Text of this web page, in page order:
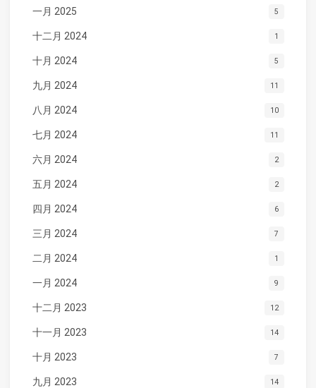
一月 2025 5
十二月 2024 1
十月 2024 5
九月 2024 11
八月 2024 10
七月 2024 11
六月 2024 2
五月 2024 2
四月 2024 6
三月 2024 7
二月 2024 1
一月 2024 9
十二月 2023 12
十一月 2023 14
十月 2023 7
九月 2023 14